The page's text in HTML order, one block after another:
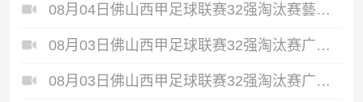
08月04日佛山西甲足球联赛32强淘汰赛藝品高國際VS湛江狂狼·粵辉能源全场录像
08月03日佛山西甲足球联赛32强淘汰赛广东客家青年VS广州英华思力U17全场录像
08月03日佛山西甲足球联赛32强淘汰赛广州蜀地红VS广州戴拿模全场录像